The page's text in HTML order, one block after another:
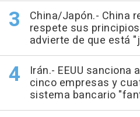
China/Japón.- China
respete sus
advierte de que está
Irán.- EEUU
cinco empresas y
sistema bancario